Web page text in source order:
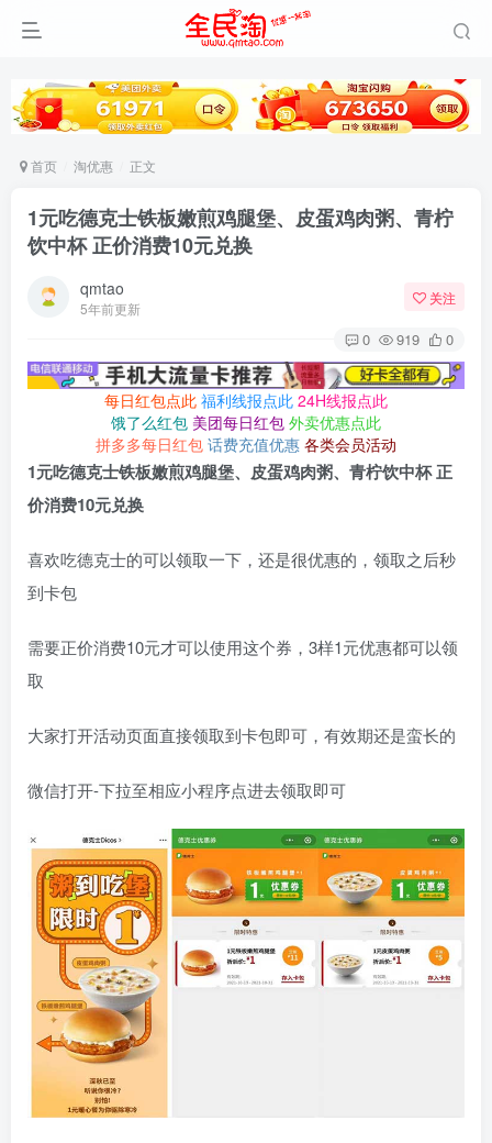
首页 淘优惠 正文
1元吃德克士铁板嫩煎鸡腿堡、皮蛋鸡肉粥、青柠
饮中杯 正价消费10元兑换
qmtao
5年前更新
关注
0 919 0
每日红包点此 福利线报点此 24H线报点此
饿了么红包 美团每日红包 外卖优惠点此
拼多多每日红包 话费充值优惠 各类会员活动
1元吃德克士铁板嫩煎鸡腿堡、皮蛋鸡肉粥、青柠饮中杯 正
价消费10元兑换
喜欢吃德克士的可以领取一下，还是很优惠的，领取之后秒
到卡包
需要正价消费10元才可以使用这个券，3样1元优惠都可以领
取
大家打开活动页面直接领取到卡包即可，有效期还是蛮长的
微信打开-下拉至相应小程序点进去领取即可